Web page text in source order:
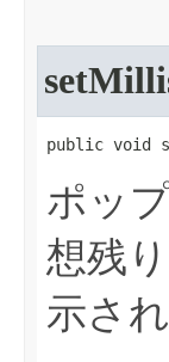
public void
ポッ
想残
示さ